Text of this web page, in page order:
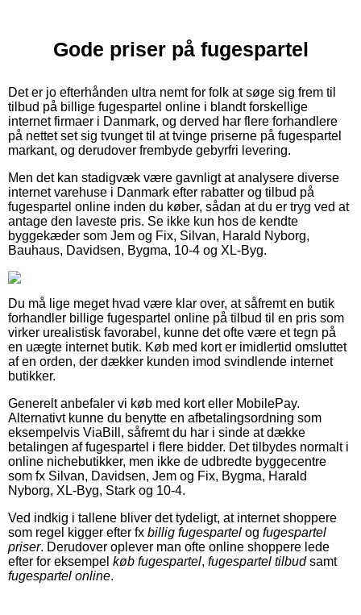
Gode priser på fugespartel
Det er jo efterhånden ultra nemt for folk at søge sig frem til
tilbud på billige fugespartel online i blandt forskellige
internet firmaer i Danmark, og derved har flere forhandlere
på nettet set sig tvunget til at tvinge priserne på fugespartel
markant, og derudover frembyde gebyrfri levering.
Men det kan stadigvæk være gavnligt at analysere diverse
internet varehuse i Danmark efter rabatter og tilbud på
fugespartel online inden du køber, sådan at du er tryg ved at
antage den laveste pris. Se ikke kun hos de kendte
byggekæder som Jem og Fix, Silvan, Harald Nyborg,
Bauhaus, Davidsen, Bygma, 10-4 og XL-Byg.
Du må lige meget hvad være klar over, at såfremt en butik
forhandler billige fugespartel online på tilbud til en pris som
virker urealistisk favorabel, kunne det ofte være et tegn på
en uægte internet butik. Køb med kort er imidlertid omsluttet
af en orden, der dækker kunden imod svindlende internet
butikker.
Generelt anbefaler vi køb med kort eller MobilePay.
Alternativt kunne du benytte en afbetalingsordning som
eksempelvis ViaBill, såfremt du har i sinde at dække
betalingen af fugespartel i flere bidder. Det tilbydes normalt i
online nichebutikker, men ikke de udbredte byggecentre
som fx Silvan, Davidsen, Jem og Fix, Bygma, Harald
Nyborg, XL-Byg, Stark og 10-4.
Ved indkig i tallene bliver det tydeligt, at internet shoppere
som regel kigger efter fx billig fugespartel og fugespartel
priser. Derudover oplever man ofte online shoppere lede
efter for eksempel køb fugespartel, fugespartel tilbudsamt
fugespartel online.